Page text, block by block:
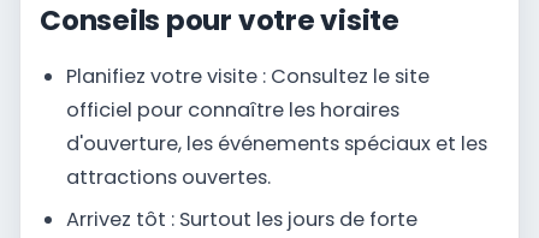
Conseils pour votre visite
Planifiez votre visite : Consultez le site
officiel pour connaître les horaires
d'ouverture, les événements spéciaux et les
attractions ouvertes.
Arrivez tôt : Surtout les jours de forte